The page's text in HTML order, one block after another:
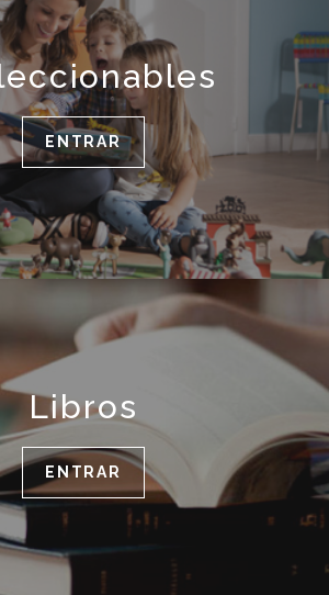
ENTRAR
Libros
ENTRAR